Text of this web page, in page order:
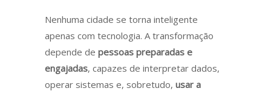
Nenhuma cidade se torna inteligente
apenas com tecnologia. A transformação
depende de pessoas preparadas e
engajadas, capazes de interpretar dados,
operar sistemas e, sobretudo, usar a